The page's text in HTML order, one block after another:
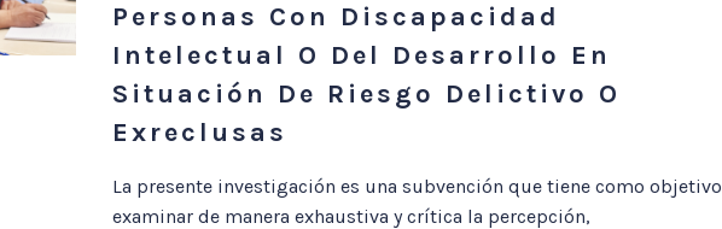
Personas Con Discapacidad
Intelectual O Del Desarrollo En
Situación De Riesgo Delictivo O
Exreclusas
La presente investigación es una subvención que tiene como objetivo
examinar de manera exhaustiva y crítica la percepción,